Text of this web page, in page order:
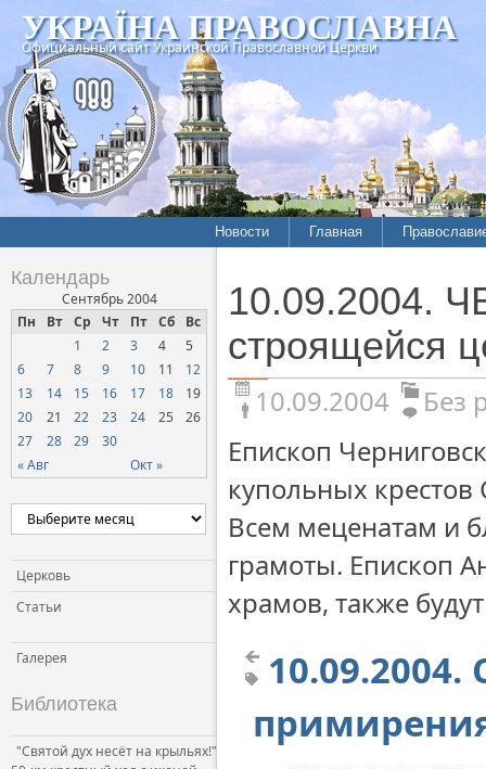
УКРАЇНА ПРАВОСЛАВНА
Официальный сайт Украинской Православной Церкви
Новости Главная
Календарь
Сентябрь 2004
Пн
Вт Ср Чт Пт Сб Вс
« Авг Окт »
1 2 3 4
5
6
7 8 9 10 11
12
13
14 15 16 17 18
19
20
21 22 23 24 25
26
27
28 29 30
Церковь
Статьи
Галерея
Библиотека
"Святой дух несёт на крыльях!"
10.09.2004.
строящейся
10.09.2004
Без
Епископ
купольных
Всем меценатам и
грамоты. Епископ
храмов, также